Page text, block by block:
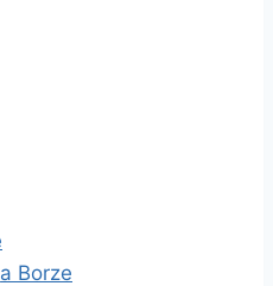
Borze